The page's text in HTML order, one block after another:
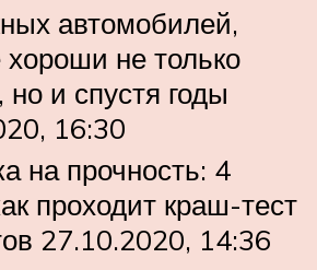
автомобилей,
хороши не только
и спустя годы
16:30
на прочность: 4
проходит краш-тест
27.10.2020, 14:36